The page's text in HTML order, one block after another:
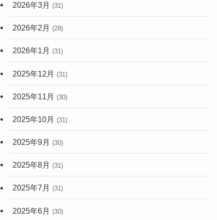
2026年3月 (31)
2026年2月 (28)
2026年1月 (31)
2025年12月 (31)
2025年11月 (30)
2025年10月 (31)
2025年9月 (30)
2025年8月 (31)
2025年7月 (31)
2025年6月 (30)